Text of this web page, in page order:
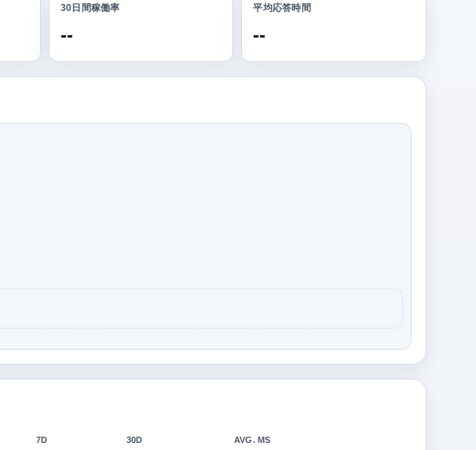
30日間稼働率
--
平均応答時間
--
7D 30D AVG. MS